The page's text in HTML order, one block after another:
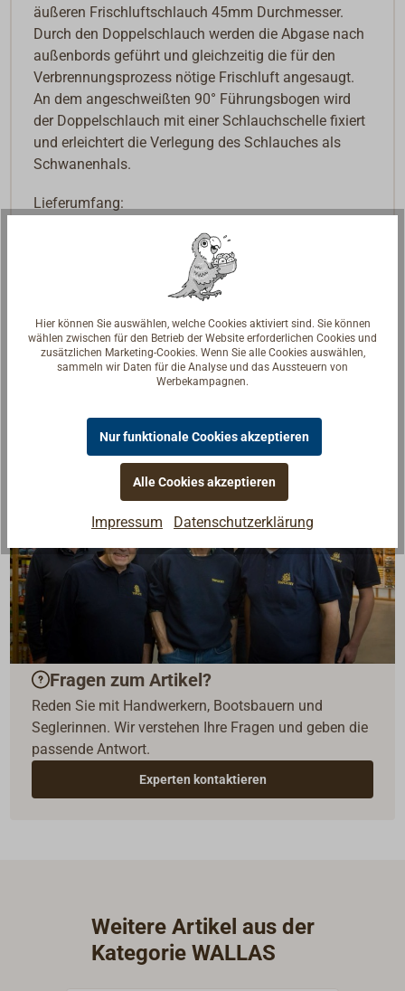
äußeren Frischluftschlauch 45mm Durchmesser.
Durch den Doppelschlauch werden die Abgase nach
außenbords geführt und gleichzeitig die für den
Verbrennungsprozess nötige Frischluft angesaugt.
An dem angeschweißten 90° Führungsbogen wird
der Doppelschlauch mit einer Schlauchschelle fixiert
und erleichtert die Verlegung des Schlauches als
Schwanenhals.
Lieferumfang:
4x Linsenkopfschrauben 5x40 mm, Muttern,
Fragen zum Artikel?
Reden Sie mit Handwerkern, Bootsbauern und
Seglerinnen. Wir verstehen Ihre Fragen und geben die
passende Antwort.
Experten kontaktieren
Weitere Artikel aus der
Kategorie WALLAS
Hier können Sie auswählen, welche Cookies aktiviert sind. Sie können
wählen zwischen für den Betrieb der Website erforderlichen Cookies und
zusätzlichen Marketing-Cookies. Wenn Sie alle Cookies auswählen,
sammeln wir Daten für die Analyse und das Aussteuern von
Werbekampagnen.
Nur funktionale Cookies akzeptieren
Alle Cookies akzeptieren
Impressum Datenschutzerklärung